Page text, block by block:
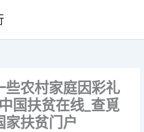
些农村家庭因彩礼
国扶贫在线_查覓
家扶贫门户